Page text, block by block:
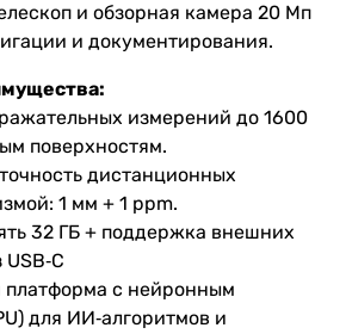
и обзорная камера 20 Мп
и документирования.
измерений до 1600
поверхностям.
дистанционных
1 мм + 1 ppm.
32 ГБ + поддержка внешних
платформа с нейронным
для ИИ‑алгоритмов и